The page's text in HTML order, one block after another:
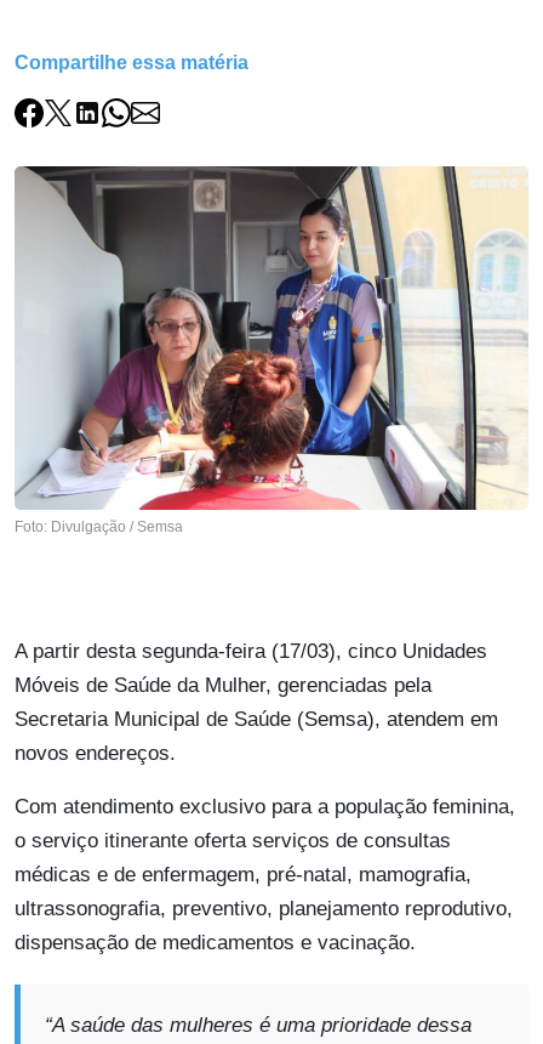
Compartilhe essa matéria
Foto: Divulgação / Semsa
A partir desta segunda-feira (17/03), cinco Unidades
Móveis de Saúde da Mulher, gerenciadas pela
Secretaria Municipal de Saúde (Semsa), atendem em
novos endereços.
Com atendimento exclusivo para a população feminina,
o serviço itinerante oferta serviços de consultas
médicas e de enfermagem, pré-natal, mamografia,
ultrassonografia, preventivo, planejamento reprodutivo,
dispensação de medicamentos e vacinação.
“A saúde das mulheres é uma prioridade dessa